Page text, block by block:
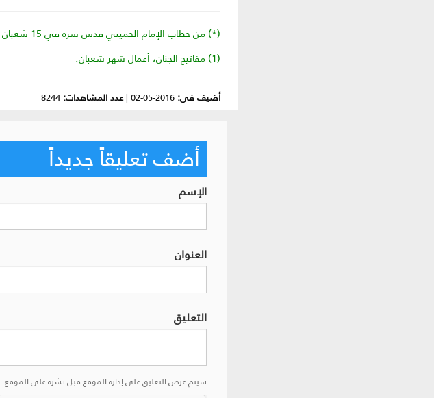
(*) من خطاب الإمام الخميني قدس سره في 15 شعبان 1403هـ.ق.
(1) مفاتيح الجنان، أعمال شهر شعبان.
أضيف في: 2016-05-02
|عدد المشاهدات: 8244
أضف تعليقاً جديداً
الإسم
العنوان
التعليق
سيتم عرض التعليق على إدارة الموقع قبل نشره على الموقع